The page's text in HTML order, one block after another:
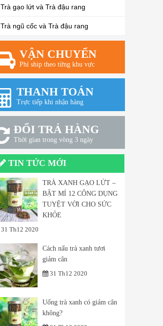
Trà gạo lứt và Trà đậu rang
Trà ngũ cốc và Trà đậu rang
VẬN CHUYỂN
Phí ship theo từng khu vực
THANH TOÁN
Trực tiếp khi nhận hàng
ĐỔI TRẢ HÀNG
Thời gian trong vòng 3 ngày
TIN TỨC MỚI
TRÀ XANH GẠO LỨT –
BẬT MÍ 12 CÔNG DỤNG
TUYỆT VỜI CHO SỨC
KHỎE
31 Th12 2020
Cách nấu trà xanh tươi
giảm cân
31 Th12 2020
Uống trà xanh có giảm cân
không?